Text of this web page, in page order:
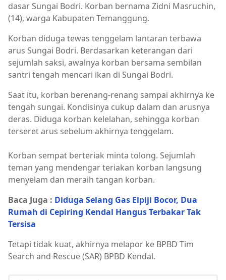
dasar Sungai Bodri. Korban bernama Zidni Masruchin,
(14), warga Kabupaten Temanggung.
Korban diduga tewas tenggelam lantaran terbawa
arus Sungai Bodri. Berdasarkan keterangan dari
sejumlah saksi, awalnya korban bersama sembilan
santri tengah mencari ikan di Sungai Bodri.
Saat itu, korban berenang-renang sampai akhirnya ke
tengah sungai. Kondisinya cukup dalam dan arusnya
deras. Diduga korban kelelahan, sehingga korban
terseret arus sebelum akhirnya tenggelam.
Korban sempat berteriak minta tolong. Sejumlah
teman yang mendengar teriakan korban langsung
menyelam dan meraih tangan korban.
Baca Juga : Diduga Selang Gas Elpiji Bocor, Dua
Rumah di Cepiring Kendal Hangus Terbakar Tak
Tersisa
Tetapi tidak kuat, akhirnya melapor ke BPBD Tim
Search and Rescue (SAR) BPBD Kendal.